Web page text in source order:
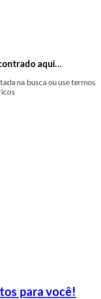
aqui…
na busca ou use termos
para você!